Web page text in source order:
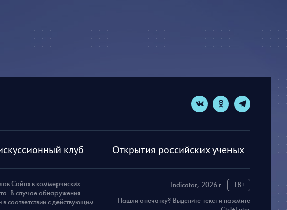
клуб Открытия российских ученых
Indicator, 2026 г.
18+
Нашли опечатку? Выделите текст и нажмите
Сайта в коммерческих
В случае обнаружения
соответствии с действующим